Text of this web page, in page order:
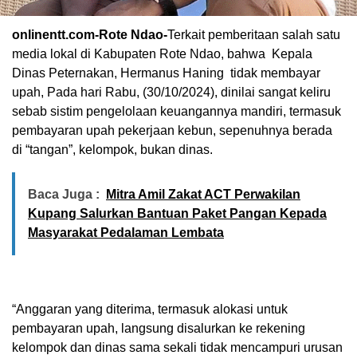
onlinentt.com-Rote Ndao-Terkait pemberitaan salah satu
media lokal di Kabupaten Rote Ndao, bahwa Kepala
Dinas Peternakan, Hermanus Haning tidak membayar
upah, Pada hari Rabu, (30/10/2024), dinilai sangat keliru
sebab sistim pengelolaan keuangannya mandiri, termasuk
pembayaran upah pekerjaan kebun, sepenuhnya berada
di “tangan”, kelompok, bukan dinas.
Baca Juga :
Mitra Amil Zakat ACT Perwakilan
Kupang Salurkan Bantuan Paket Pangan Kepada
Masyarakat Pedalaman Lembata
“Anggaran yang diterima, termasuk alokasi untuk
pembayaran upah, langsung disalurkan ke rekening
kelompok dan dinas sama sekali tidak mencampuri urusan